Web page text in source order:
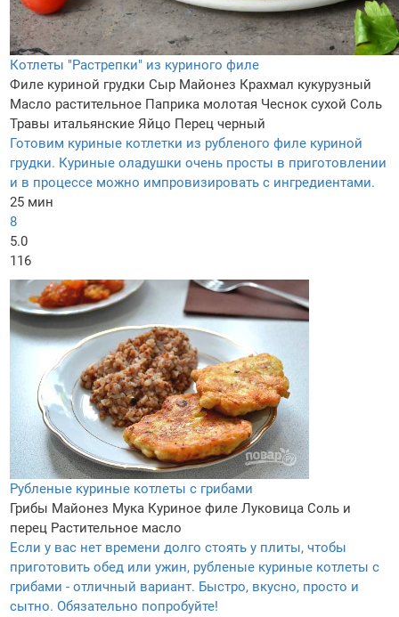
Котлеты "Растрепки" из куриного филе
Филе куриной грудки Сыр Майонез Крахмал кукурузный
Масло растительное Паприка молотая Чеснок сухой Соль
Травы итальянские Яйцо Перец черный
Готовим куриные котлетки из рубленого филе куриной
грудки. Куриные оладушки очень просты в приготовлении
и в процессе можно импровизировать с ингредиентами.
25 мин
8
5.0
116
Рубленые куриные котлеты с грибами
Грибы Майонез Мука Куриное филе Луковица Соль и
перец Растительное масло
Если у вас нет времени долго стоять у плиты, чтобы
приготовить обед или ужин, рубленые куриные котлеты с
грибами - отличный вариант. Быстро, вкусно, просто и
сытно. Обязательно попробуйте!